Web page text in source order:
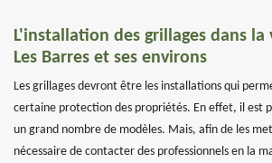
L'installation des grillages dans la
Les Barres et ses environs
Les grillages devront être les installations qui
certaine protection des propriétés. En effet, il est
un grand nombre de modèles. Mais, afin de les
nécessaire de contacter des professionnels en la